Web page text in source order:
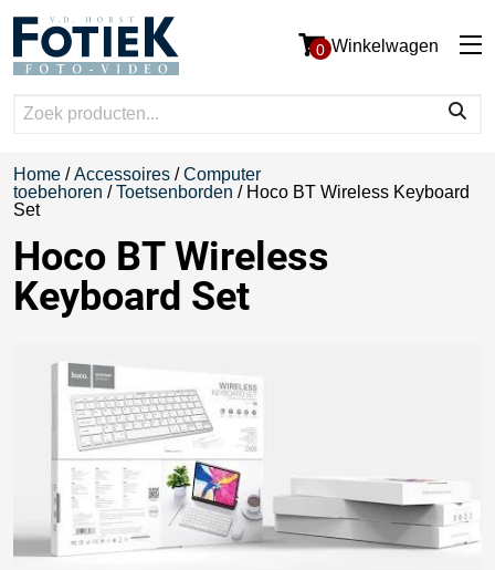
0 Winkelwagen
Home /Accessoires /Computer
toebehoren /Toetsenborden / Hoco BT Wireless Keyboard
Set
Hoco BT Wireless
Keyboard Set